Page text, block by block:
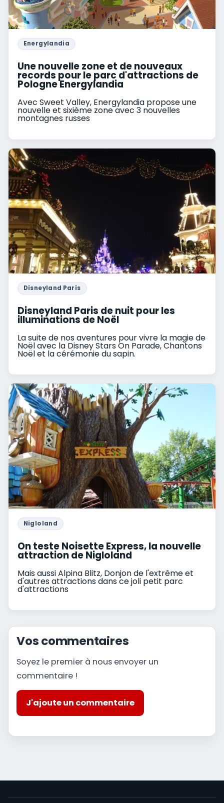
Energylandia
Une nouvelle zone et de nouveaux
records pour le parc d'attractions de
Pologne Energylandia
Avec Sweet Valley, Energylandia propose une
nouvelle et sixième zone avec 3 nouvelles
montagnes russes
Disneyland Paris
Disneyland Paris de nuit pour les
illuminations de Noël
La suite de nos aventures pour vivre la magie de
Noël avec la Disney Stars On Parade, Chantons
Noël et la cérémonie du sapin.
Nigloland
On teste Noisette Express, la nouvelle
attraction de Nigloland
Mais aussi Alpina Blitz, Donjon de l'extrême et
d'autres attractions dans ce joli petit parc
d'attractions
Vos commentaires
Soyez le premier à nous envoyer un
commentaire !
J'ajoute un commentaire